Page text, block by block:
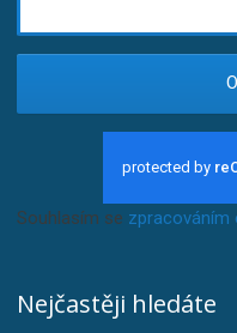
Souhlasím se zpracováním
Nejčastěji hledáte